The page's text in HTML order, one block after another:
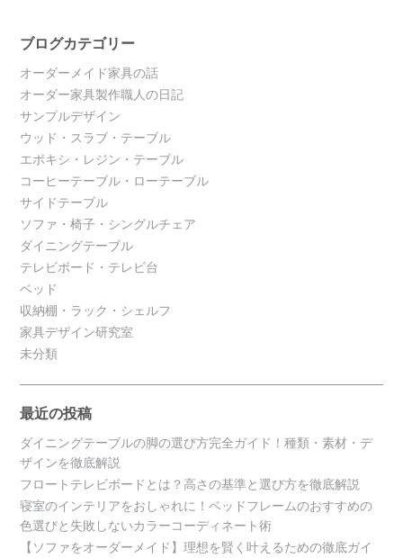
ブログカテゴリー
オーダーメイド家具の話
オーダー家具製作職人の日記
サンプルデザイン
ウッド・スラブ・テーブル
エポキシ・レジン・テーブル
コーヒーテーブル・ローテーブル
サイドテーブル
ソファ・椅子・シングルチェア
ダイニングテーブル
テレビボード・テレビ台
ベッド
収納棚・ラック・シェルフ
家具デザイン研究室
未分類
最近の投稿
ダイニングテーブルの脚の選び方完全ガイド！種類・素材・デ
ザインを徹底解説
フロートテレビボードとは？高さの基準と選び方を徹底解説
寝室のインテリアをおしゃれに！ベッドフレームのおすすめの
色選びと失敗しないカラーコーディネート術
【ソファをオーダーメイド】理想を賢く叶えるための徹底ガイ